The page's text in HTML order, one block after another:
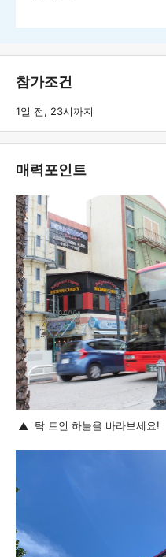
참가조건
1일 전, 23시까지
매력포인트
탁 트인 하늘을 바라보세요!